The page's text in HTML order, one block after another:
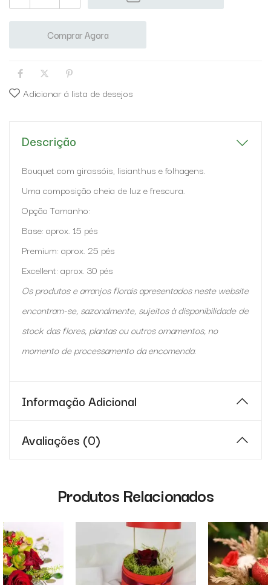
Comprar Agora
Adicionar á lista de desejos
Descrição
Bouquet com girassóis, lisianthus e folhagens.
Uma composição cheia de luz e frescura.
Opção Tamanho:
Base: aprox. 15 pés
Premium: aprox. 25 pés
Excellent: aprox. 30 pés
Os produtos e arranjos florais apresentados neste website
encontram-se, sazonalmente, sujeitos à disponibilidade de
stock das flores, plantas ou outros ornamentos, no
momento de processamento da encomenda.
Informação Adicional
Avaliações (0)
Produtos Relacionados